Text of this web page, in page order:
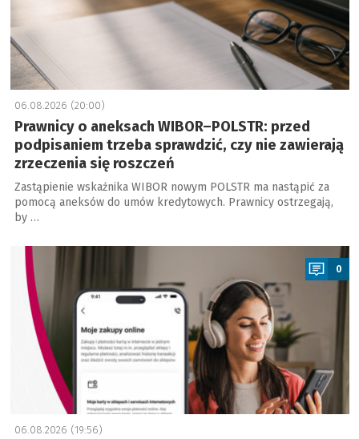
06.08.2026 (20:00)
Prawnicy o aneksach WIBOR–POLSTR: przed
podpisaniem trzeba sprawdzić, czy nie zawierają
zrzeczenia się roszczeń
Zastąpienie wskaźnika WIBOR nowym POLSTR ma nastąpić za
pomocą aneksów do umów kredytowych. Prawnicy ostrzegają,
by …
0
06.08.2026 (19:56)